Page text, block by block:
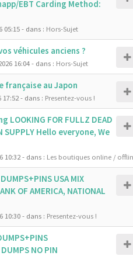
EBT Carding Method:
05:15- dans : Hors-Sujet
véhicules anciens ?
16:04- dans : Hors-Sujet
française au Japon
17:52- dans : Presentez-vous !
LOOKING FOR FULLZ DEAD
SUPPLY Hello everyone, We
10:32- dans : Les boutiques online /
USA MIX
OF AMERICA, NATIONAL
10:30- dans : Presentez-vous !
NO PIN